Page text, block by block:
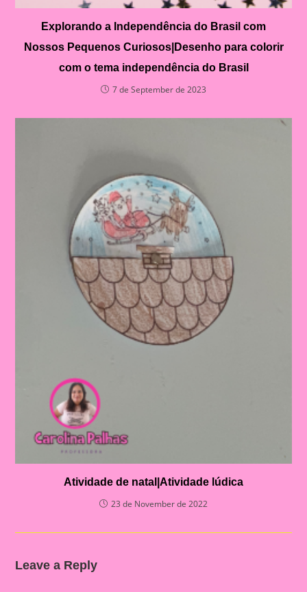
Explorando a Independência do Brasil com
Nossos Pequenos Curiosos|Desenho para colorir
com o tema independência do Brasil
7 de September de 2023
Atividade de natal|Atividade lúdica
23 de November de 2022
Leave a Reply